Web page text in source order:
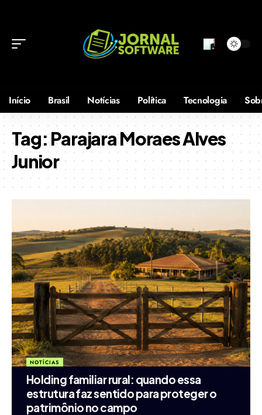
Início Brasil Notícias Política Tecnologia
Tag:Parajara Moraes Alves
Junior
NOTÍCIAS
Holding familiar rural: quando essa
estrutura faz sentido para proteger o
patrimônio no campo